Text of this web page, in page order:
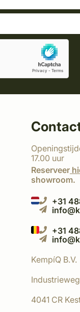
17.00 uur
Reserveer
showroom.
+31
+31
KempíQ B.V.
4041 CR